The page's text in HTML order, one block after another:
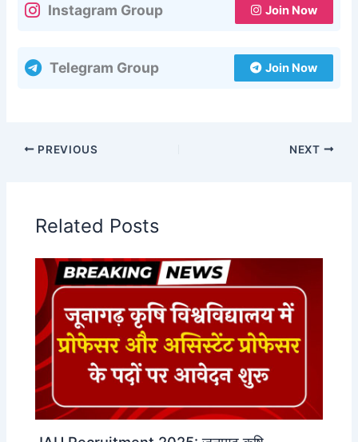
Instagram Group Join Now
Telegram Group Join Now
PREVIOUS NEXT
Related Posts